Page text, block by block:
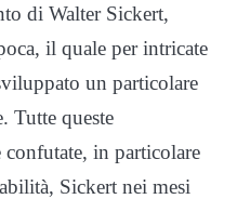
di Walter Sickert,
il quale per intricate
un particolare
Tutte queste
in particolare
Sickert nei mesi